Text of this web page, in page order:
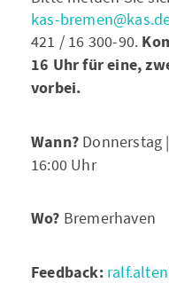
kas-
421 / 16 300-90.
16 Uhr für eine,
vorbei.
Wann? Donnerstag
16:00 Uhr
Wo? Bremerhaven
Feedback: